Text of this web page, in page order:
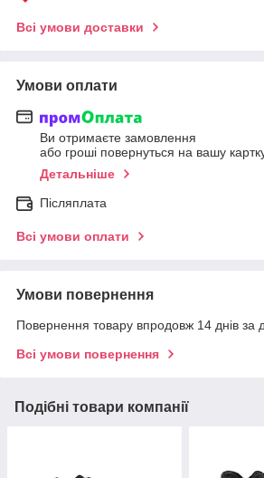
Всі умови доставки
Умови оплати
Ви отримаєте замовлення
або гроші повернуться на вашу
Детальніше
Післяплата
Всі умови оплати
Умови повернення
Повернення товару впродовж 14 днів за
Всі умови повернення
Подібні товари компанії